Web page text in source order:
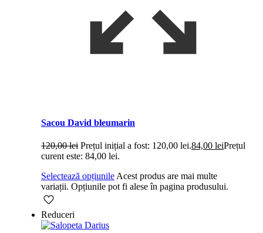
Sacou David bleumarin
120,00lei Prețul inițial a fost: 120,00 lei.84,00 leiPrețul
curent este: 84,00 lei.
Selectează opțiunile Acest produs are mai multe
variații. Opțiunile pot fi alese în pagina produsului.
Reduceri